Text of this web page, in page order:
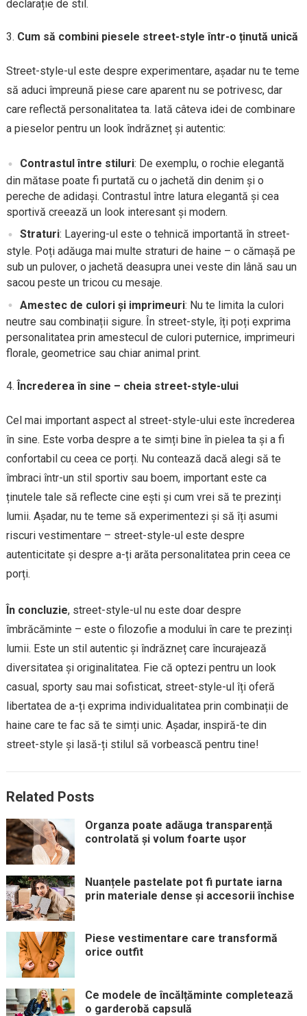
declarație de stil.
Cum să combini piesele street-style într-o ținută unică
Street-style-ul este despre experimentare, așadar nu te teme
să aduci împreună piese care aparent nu se potrivesc, dar
care reflectă personalitatea ta. Iată câteva idei de combinare
a pieselor pentru un look îndrăzneț și autentic:
Contrastul între stiluri: De exemplu, o rochie elegantă
din mătase poate fi purtată cu o jachetă din denim și o
pereche de adidași. Contrastul între latura elegantă și cea
sportivă creează un look interesant și modern.
Straturi: Layering-ul este o tehnică importantă în street-
style. Poți adăuga mai multe straturi de haine – o cămașă pe
sub un pulover, o jachetă deasupra unei veste din lână sau un
sacou peste un tricou cu mesaje.
Amestec de culori și imprimeuri: Nu te limita la culori
neutre sau combinații sigure. În street-style, îți poți exprima
personalitatea prin amestecul de culori puternice, imprimeuri
florale, geometrice sau chiar animal print.
Încrederea în sine – cheia street-style-ului
Cel mai important aspect al street-style-ului este încrederea
în sine. Este vorba despre a te simți bine în pielea ta și a fi
confortabil cu ceea ce porți. Nu contează dacă alegi să te
îmbraci într-un stil sportiv sau boem, important este ca
ținutele tale să reflecte cine ești și cum vrei să te prezinți
lumii. Așadar, nu te teme să experimentezi și să îți asumi
riscuri vestimentare – street-style-ul este despre
autenticitate și despre a-ți arăta personalitatea prin ceea ce
porți.
În concluzie, street-style-ul nu este doar despre
îmbrăcăminte – este o filozofie a modului în care te prezinți
lumii. Este un stil autentic și îndrăzneț care încurajează
diversitatea și originalitatea. Fie că optezi pentru un look
casual, sporty sau mai sofisticat, street-style-ul îți oferă
libertatea de a-ți exprima individualitatea prin combinații de
haine care te fac să te simți unic. Așadar, inspiră-te din
street-style și lasă-ți stilul să vorbească pentru tine!
Related Posts
Organza poate adăuga transparență
controlată și volum foarte ușor
Nuanțele pastelate pot fi purtate iarna
prin materiale dense și accesorii închise
Piese vestimentare care transformă
orice outfit
Ce modele de încălțăminte completează
o garderobă capsulă